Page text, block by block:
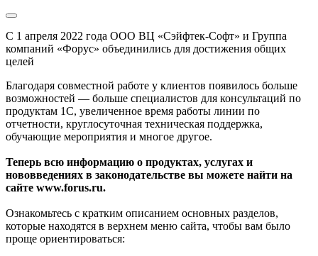
С 1 апреля 2022 года ООО ВЦ «Сэйфтек-Софт» и Группа
компаний «Форус» объединились для достижения общих
целей
Благодаря совместной работе у клиентов появилось больше
возможностей — больше специалистов для консультаций по
продуктам 1С, увеличенное время работы линии по
отчетности, круглосуточная техническая поддержка,
обучающие мероприятия и многое другое.
Теперь всю информацию о продуктах, услугах и
нововведениях в законодательстве вы можете найти на
сайте www.forus.ru.
Ознакомьтесь с кратким описанием основных разделов,
которые находятся в верхнем меню сайта, чтобы вам было
проще ориентироваться: